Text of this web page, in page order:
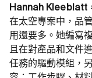
Hannah Kleeblatt
在太空專案中，品
用還要多。她編寫
且在對產品和文件
任務的驅動模組，